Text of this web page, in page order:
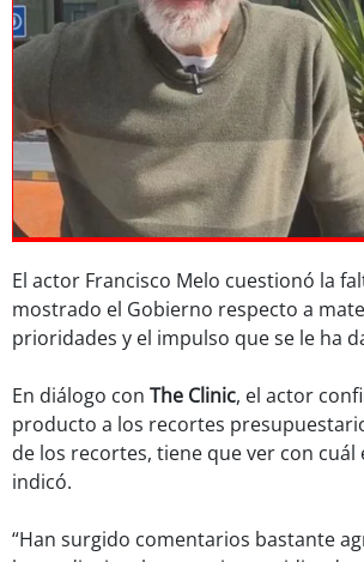
El actor Francisco Melo cuestionó la
mostrado el Gobierno respecto a
prioridades y el impulso que se le ha
En diálogo con The Clinic, el actor
producto a los recortes
de los recortes, tiene que ver con
indicó.
“Han surgido comentarios bastante